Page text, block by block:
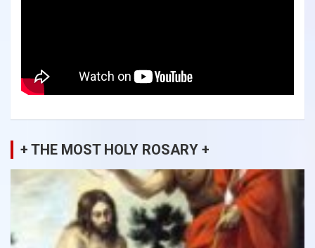
+ THE MOST HOLY ROSARY +